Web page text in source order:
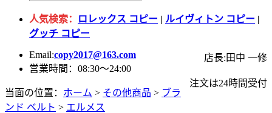
人気検索： ロレックス コピー | ルイヴィトン コピー |
グッチ コピー
Email:copy2017@163.com
店長:田中 一修
営業時間：08:30～24:00
注文は24時間受付
当面の位置： ホーム > その他商品 > ブラ
ンド ベルト > エルメス